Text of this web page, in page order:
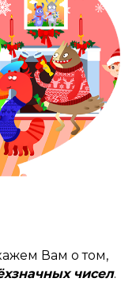
Вам о том,
чисел.